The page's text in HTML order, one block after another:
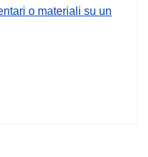
o materiali su un